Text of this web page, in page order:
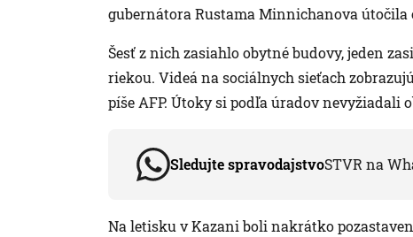
gubernátora Rustama Minnichanova
Šesť z nich zasiahlo obytné budovy, jeden
riekou. Videá na sociálnych sieťach
píše AFP. Útoky si podľa úradov nevyžiadali
Sledujte spravodajstvoSTVR na
Na letisku v Kazani boli nakrátko